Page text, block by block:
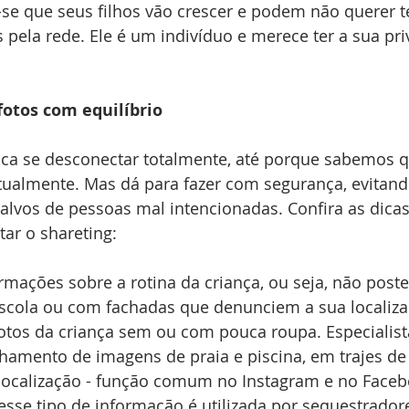
que seus filhos vão crescer e podem não querer
pela rede. Ele é um indivíduo e merece ter a sua
com equilíbrio
se desconectar totalmente, até porque sabemos
Mas dá para fazer com segurança,
de pessoas mal intencionadas. Confira as
o shareting:
sobre a rotina da criança, ou seja, não
ou com fachadas que denunciem a sua
da criança sem ou com pouca roupa.
de imagens de praia e piscina, em trajes
- função comum no Instagram e no